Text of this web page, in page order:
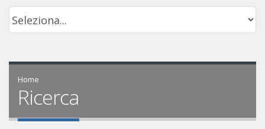
Home
Ricerca